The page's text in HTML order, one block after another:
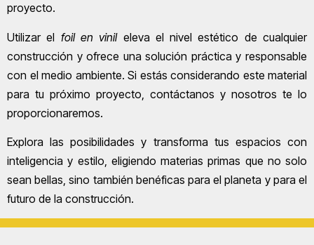
proyecto.
Utilizar el foil en vinileleva el nivel estético de cualquier
construcción y ofrece una solución práctica y responsable
con el medio ambiente. Si estás considerando este material
para tu próximo proyecto, contáctanos y nosotros te lo
proporcionaremos.
Explora las posibilidades y transforma tus espacios con
inteligencia y estilo, eligiendo materias primas que no solo
sean bellas, sino también benéficas para el planeta y para el
futuro de la construcción.